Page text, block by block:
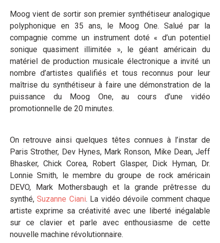
Moog vient de sortir son premier synthétiseur analogique
polyphonique en 35 ans, le Moog One. Salué par la
compagnie comme un instrument doté « d’un potentiel
sonique quasiment illimitée », le géant américain du
matériel de production musicale électronique a invité un
nombre d’artistes qualifiés et tous reconnus pour leur
maîtrise du synthétiseur à faire une démonstration de la
puissance du Moog One, au cours d’une vidéo
promotionnelle de 20 minutes.
On retrouve ainsi quelques têtes connues à l’instar de
Paris Strother, Dev Hynes, Mark Ronson, Mike Dean, Jeff
Bhasker, Chick Corea, Robert Glasper, Dick Hyman, Dr.
Lonnie Smith, le membre du groupe de rock américain
DEVO, Mark Mothersbaugh et la grande prêtresse du
synthé,Suzanne Ciani. La vidéo dévoile comment chaque
artiste exprime sa créativité avec une liberté inégalable
sur ce clavier et parle avec enthousiasme de cette
nouvelle machine révolutionnaire.